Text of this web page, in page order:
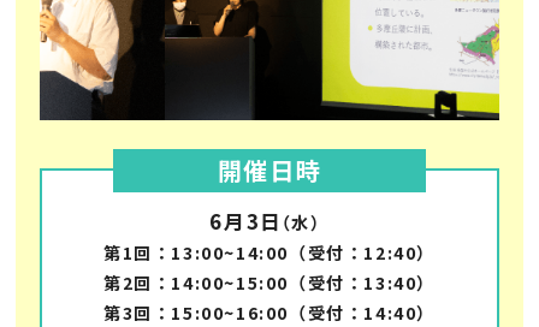
開催日時
6月3日（水）
第1回：13:00~14:00（受付：12:40）
第2回：14:00~15:00（受付：13:40）
第3回：15:00~16:00（受付：14:40）